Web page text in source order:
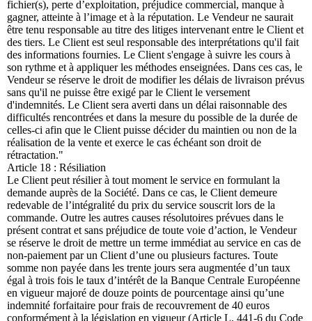
fichier(s), perte d’exploitation, préjudice commercial, manque à
gagner, atteinte à l’image et à la réputation. Le Vendeur ne saurait
être tenu responsable au titre des litiges intervenant entre le Client et
des tiers. Le Client est seul responsable des interprétations qu'il fait
des informations fournies. Le Client s'engage à suivre les cours à
son rythme et à appliquer les méthodes enseignées. Dans ces cas, le
Vendeur se réserve le droit de modifier les délais de livraison prévus
sans qu'il ne puisse être exigé par le Client le versement
d'indemnités. Le Client sera averti dans un délai raisonnable des
difficultés rencontrées et dans la mesure du possible de la durée de
celles-ci afin que le Client puisse décider du maintien ou non de la
réalisation de la vente et exerce le cas échéant son droit de
rétractation."
Article 18 : Résiliation
Le Client peut résilier à tout moment le service en formulant la
demande auprès de la Société. Dans ce cas, le Client demeure
redevable de l’intégralité du prix du service souscrit lors de la
commande. Outre les autres causes résolutoires prévues dans le
présent contrat et sans préjudice de toute voie d’action, le Vendeur
se réserve le droit de mettre un terme immédiat au service en cas de
non-paiement par un Client d’une ou plusieurs factures. Toute
somme non payée dans les trente jours sera augmentée d’un taux
égal à trois fois le taux d’intérêt de la Banque Centrale Européenne
en vigueur majoré de douze points de pourcentage ainsi qu’une
indemnité forfaitaire pour frais de recouvrement de 40 euros
conformément à la législation en vigueur (Article L. 441-6 du Code